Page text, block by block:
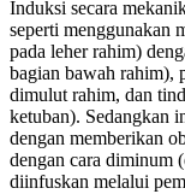
Induksi secara
seperti menggunakan
pada leher rahim)
bagian bawah rahim),
dimulut rahim, dan
ketuban). Sedangkan
dengan memberikan
dengan cara diminum
diinfuskan melalui